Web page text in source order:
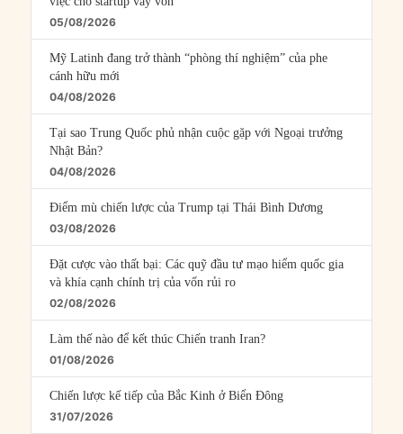
05/08/2026
Mỹ Latinh đang trở thành “phòng thí nghiệm” của phe
cánh hữu mới
04/08/2026
Tại sao Trung Quốc phủ nhận cuộc gặp với Ngoại trưởng
Nhật Bản?
04/08/2026
Điểm mù chiến lược của Trump tại Thái Bình Dương
03/08/2026
Đặt cược vào thất bại: Các quỹ đầu tư mạo hiểm quốc gia
và khía cạnh chính trị của vốn rủi ro
02/08/2026
Làm thế nào để kết thúc Chiến tranh Iran?
01/08/2026
Chiến lược kế tiếp của Bắc Kinh ở Biển Đông
31/07/2026